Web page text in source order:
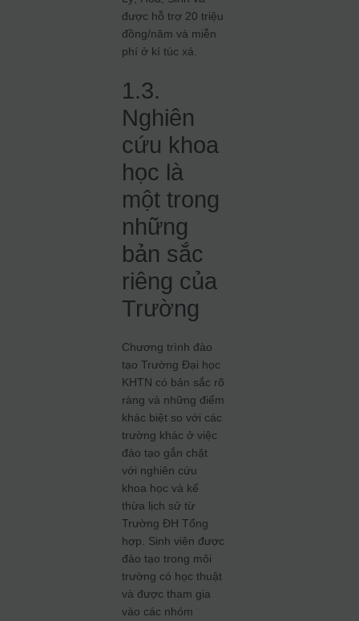
được hỗ trợ 20 triệu
đồng/năm và miễn
phí ở kí túc xá.
1.3.
Nghiên
cứu khoa
học là
một trong
những
bản sắc
riêng của
Trường
Chương trình đào
tạo Trường Đại học
KHTN có bản sắc rõ
ràng và những điểm
khác biệt so với các
trường khác ở việc
đào tạo gắn chặt
với nghiên cứu
khoa học và kế
thừa lịch sử từ
Trường ĐH Tổng
hợp. Sinh viên được
đào tạo trong môi
trường có học thuật
và được tham gia
vào các nhóm